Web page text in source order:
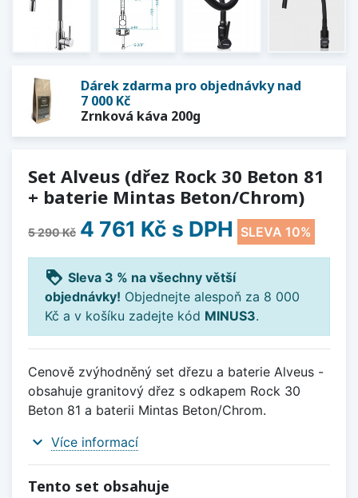
Dárek zdarma pro objednávky nad
7 000 Kč
Zrnková káva 200g
Set Alveus (dřez Rock 30 Beton 81
+ baterie Mintas Beton/Chrom)
5 290 Kč 4 761 Kč s DPH SLEVA 10%
loyalty Sleva 3 % na všechny větší
objednávky! Objednejte alespoň za 8 000
Kč a v košíku zadejte kód MINUS3.
Cenově zvýhodněný set dřezu a baterie Alveus -
obsahuje granitový dřez s odkapem Rock 30
Beton 81 a baterii Mintas Beton/Chrom.
expand_more Více informací
Tento set obsahuje